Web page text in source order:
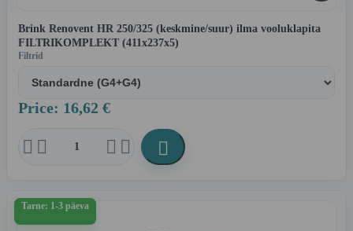
Brink Renovent HR 250/325 (keskmine/suur) ilma vooluklapita
FILTRIKOMPLEKT (411x237x5)
Filtrid
Price: 16,62 €
    
Tarne: 1-3 päeva